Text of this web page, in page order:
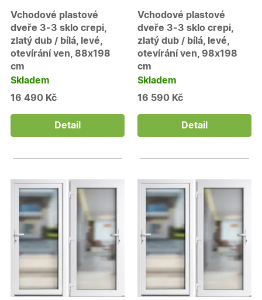
Vchodové plastové
dveře 3-3 sklo crepi,
zlatý dub / bílá, levé,
otevírání ven, 88x198
cm
Skladem
16 490 Kč
Detail
Vchodové plastové
dveře 3-3 sklo crepi,
zlatý dub / bílá, levé,
otevírání ven, 98x198
cm
Skladem
16 590 Kč
Detail